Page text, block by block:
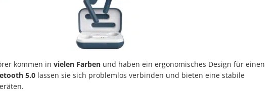
kommen in vielen Farben und haben ein ergonomisches Design für einen
5.0 lassen sie sich problemlos verbinden und bieten eine stabile